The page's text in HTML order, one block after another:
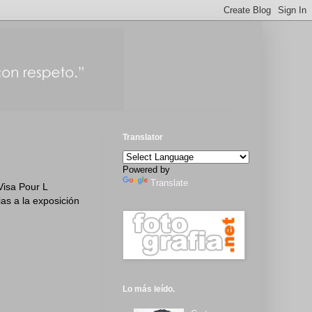
Pour L
a la exposición
Translator
Powered by
Translate
Lo más leído.